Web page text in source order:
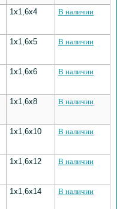
1х1,6х4 В наличии
1х1,6х5 В наличии
1х1,6х6 В наличии
1х1,6х8 В наличии
1х1,6х10 В наличии
1х1,6х12 В наличии
1х1,6х14 В наличии